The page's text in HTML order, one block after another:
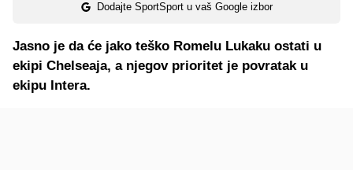
Dodajte SportSport u vaš Google izbor
Jasno je da će jako teško Romelu Lukaku ostati u
ekipi Chelseaja, a njegov prioritet je povratak u
ekipu Intera.